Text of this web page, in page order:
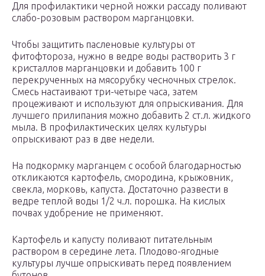
Для профилактики черной ножки рассаду поливают
слабо-розовым раствором марганцовки.
Чтобы защитить пасленовые культуры от
фитофтороза, нужно в ведре воды растворить 3 г
кристаллов марганцовки и добавить 100 г
перекрученных на мясорубку чесночных стрелок.
Смесь настаивают три-четыре часа, затем
процеживают и используют для опрыскивания. Для
лучшего прилипания можно добавить 2 ст.л. жидкого
мыла. В профилактических целях культуры
опрыскивают раз в две недели.
На подкормку марганцем с особой благодарностью
откликаются картофель, смородина, крыжовник,
свекла, морковь, капуста. Достаточно развести в
ведре теплой воды 1/2 ч.л. порошка. На кислых
почвах удобрение не применяют.
Картофель и капусту поливают питательным
раствором в середине лета. Плодово-ягодные
культуры лучше опрыскивать перед появлением